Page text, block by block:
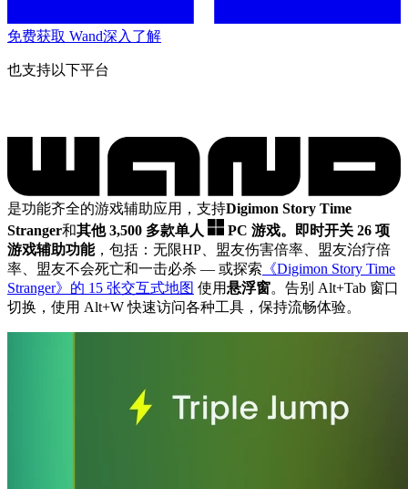
免费获取 Wand深入了解
也支持以下平台
是功能齐全的游戏辅助应用，支持Digimon Story Time
Stranger和其他 3,500 多款单人 PC 游戏。
即时开关 26 项
游戏辅助功能，包括：无限HP、盟友伤害倍率、盟友治疗倍
率、盟友不会死亡和一击必杀 — 或探索 《Digimon Story Time
Stranger》的 15 张交互式地图 使用悬浮窗。告别 Alt+Tab 窗口
切换，使用 Alt+W 快速访问各种工具，保持流畅体验。